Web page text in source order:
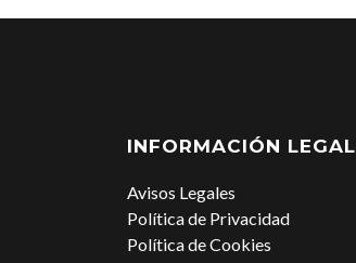
INFORMACIÓN LEGAL
Avisos Legales
Política de Privacidad
Política de Cookies